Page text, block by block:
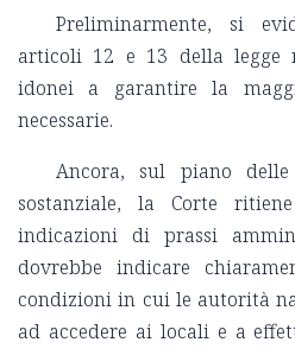
Preliminarmente, si
articoli 12 e 13 della legge
idonei a garantire la
necessarie.
Ancora, sul piano
sostanziale, la Corte
indicazioni di prassi
dovrebbe indicare
condizioni in cui le autorità
ad accedere ai locali e a